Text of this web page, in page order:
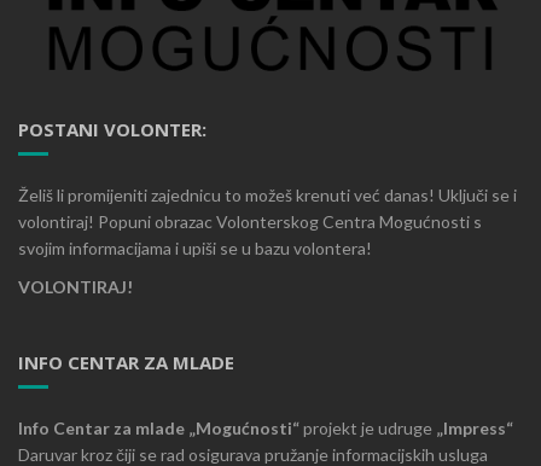
POSTANI VOLONTER:
Želiš li promijeniti zajednicu to možeš krenuti već danas! Uključi se i
volontiraj! Popuni obrazac Volonterskog Centra Mogućnosti s
svojim informacijama i upiši se u bazu volontera!
VOLONTIRAJ!
INFO CENTAR ZA MLADE
Info Centar za mlade „Mogućnosti“projekt je udruge „Impress“
Daruvar kroz čiji se rad osigurava pružanje informacijskih usluga